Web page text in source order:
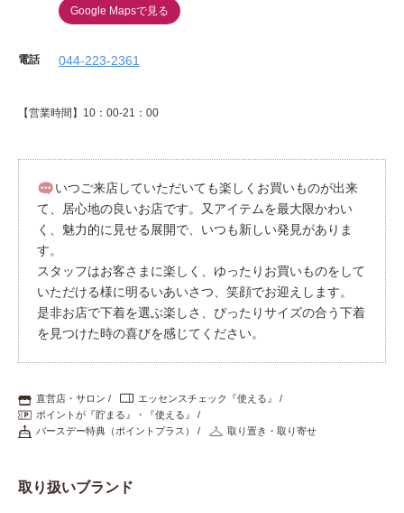
公式アプリ
SNSアカウント一覧
プレゼント・キャンペーン
メールニュース登録
お問い合わせ
Google Mapsで見る
電話 044-223-2361
【営業時間】10：00-21：00
いつご来店していただいても楽しくお買いものが出来
て、居心地の良いお店です。又アイテムを最大限かわい
く、魅力的に見せる展開で、いつも新しい発見がありま
す。
スタッフはお客さまに楽しく、ゆったりお買いものをして
いただける様に明るいあいさつ、笑顔でお迎えします。
是非お店で下着を選ぶ楽しさ、ぴったりサイズの合う下着
を見つけた時の喜びを感じてください。
直営店・サロン
エッセンスチェック『使える』
ポイントが『貯まる』・『使える』
バースデー特典（ポイントプラス）
取り置き・取り寄せ
取り扱いブランド